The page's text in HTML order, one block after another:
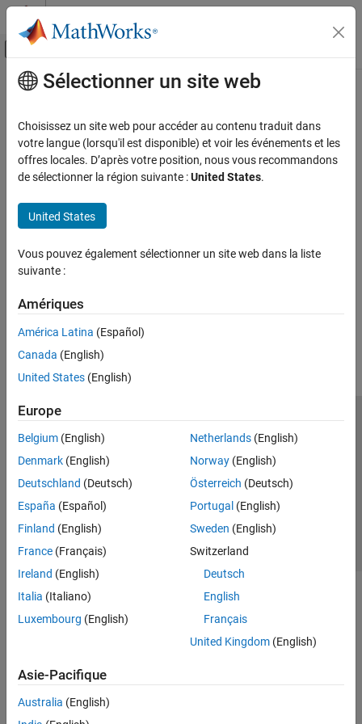
Passer au contenu
Activer/désactiver l'affichage du menu
Accueil de la documentation
Contenu principal
How useful was this information?
Sélectionner un site web
Choisissez un site web pour accéder au contenu traduit dans
votre langue (lorsqu'il est disponible) et voir les événements et les
offres locales. D’après votre position, nous vous recommandons
de sélectionner la région suivante :United States.
United States
Vous pouvez également sélectionner un site web dans la liste
suivante :
Amériques
América Latina (Español)
Canada (English)
United States (English)
Europe
Belgium (English)
Denmark (English)
Deutschland (Deutsch)
España (Español)
Finland (English)
France (Français)
Ireland (English)
Italia (Italiano)
Luxembourg (English)
Netherlands(English)
Norway(English)
Österreich (Deutsch)
Portugal (English)
Sweden (English)
Switzerland
Deutsch
English
Français
United Kingdom(English)
Asie-Pacifique
Australia (English)
Lutte anti-piratage
Contacts locaux
© 1994-2026 The MathWorks, Inc.